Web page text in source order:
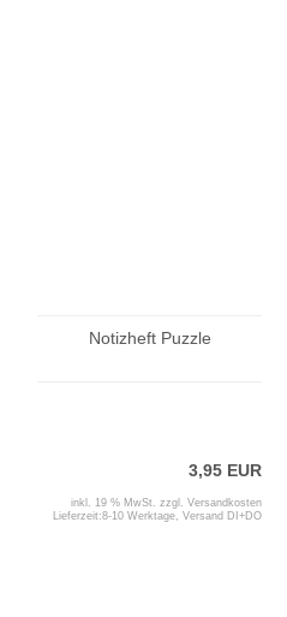
Notizheft Puzzle
3,95 EUR
inkl. 19 % MwSt. zzgl. Versandkosten
Lieferzeit:8-10 Werktage, Versand DI+DO